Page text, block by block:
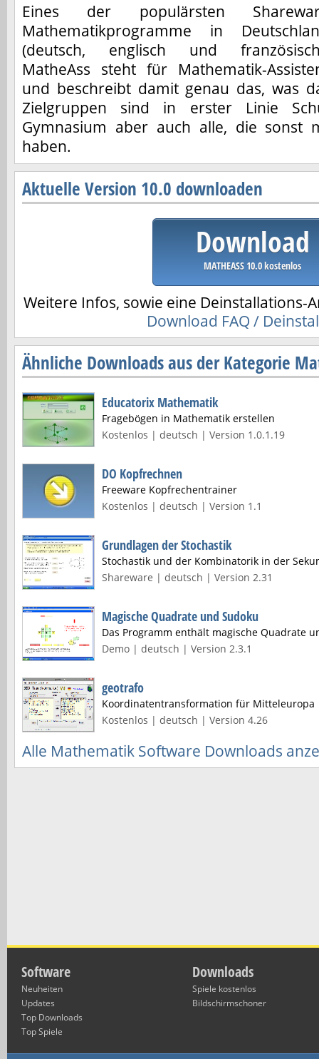
Eines der populärsten
Mathematikprogramme in
(deutsch, englisch und
MatheAss steht für Mathematik-
und beschreibt damit genau das, was
Zielgruppen sind in erster Linie
Gymnasium aber auch alle, die sonst
haben.
Aktuelle Version 10.0 downloaden
Download
MATHEASS 10.0 kostenlos
Weitere Infos, sowie eine Deinstallations-
Download FAQ /
Ähnliche Downloads aus der Kategorie
Educatorix Mathematik
Fragebögen in Mathematik erstellen
Kostenlos | deutsch | Version 1.0.1.19
DO Kopfrechnen
Freeware Kopfrechentrainer
Kostenlos | deutsch | Version 1.1
Grundlagen der Stochastik
Stochastik und der Kombinatorik in der
Shareware | deutsch | Version 2.31
Magische Quadrate und Sudoku
Das Programm enthält magische Quadrate
Demo | deutsch | Version 2.3.1
geotrafo
Koordinatentransformation für Mitteleuropa
Kostenlos | deutsch | Version 4.26
Alle Mathematik Software Downloads
Software
Neuheiten
Updates
Top Downloads
Top Spiele
Downloads
Spiele kostenlos
Bildschirmschoner